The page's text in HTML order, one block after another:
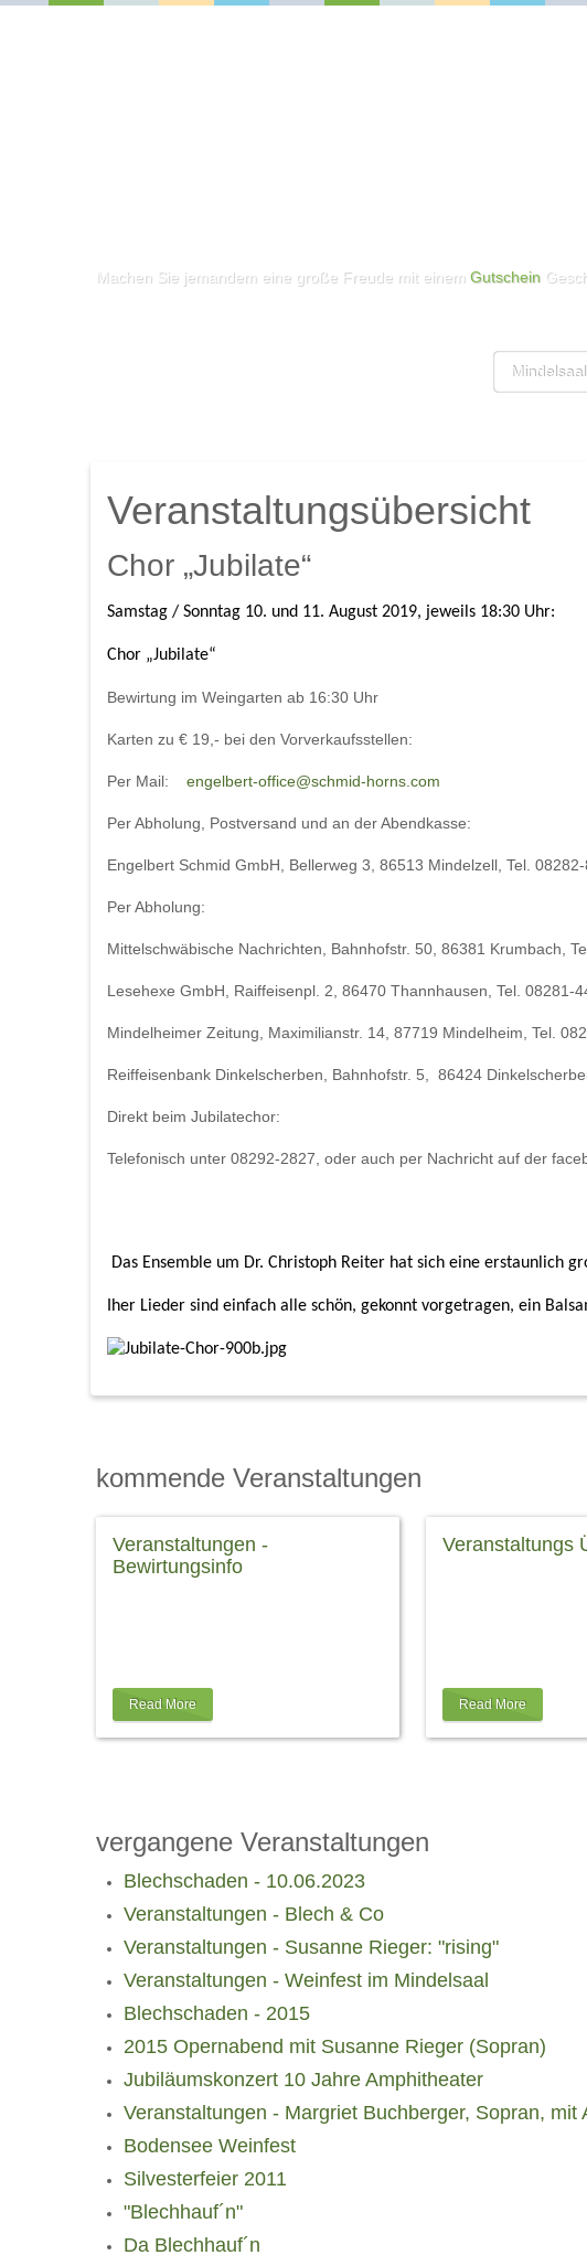
Machen Sie jemandem eine große Freude mit einem Gutschein
Mindelsaal
Veranstaltungsübersicht
Chor „Jubilate“
Samstag / Sonntag 10. und 11. August 2019, jeweils 18:30 Uhr:
Chor „Jubilate“
Bewirtung im Weingarten ab 16:30 Uhr
Karten zu € 19,- bei den Vorverkaufsstellen:
Per Mail: engelbert-office@schmid-horns.com
Per Abholung, Postversand und an der Abendkasse:
Engelbert Schmid GmbH, Bellerweg 3, 86513 Mindelzell, Tel.
Per Abholung:
Mittelschwäbische Nachrichten, Bahnhofstr. 50, 86381 Krumbach,
Lesehexe GmbH, Raiffeisenpl. 2, 86470 Thannhausen, Tel. 08281-
Mindelheimer Zeitung, Maximilianstr. 14, 87719 Mindelheim, Tel.
Reiffeisenbank Dinkelscherben, Bahnhofstr. 5, 86424
Direkt beim Jubilatechor:
Telefonisch unter 08292-2827, oder auch per Nachricht auf der
Das Ensemble um Dr. Christoph Reiter hat sich eine erstaunlich
Iher Lieder sind einfach alle schön, gekonnt vorgetragen, ein
kommende Veranstaltungen
Veranstaltungen -
Bewirtungsinfo
Read More
Veranstaltungs
Read More
vergangene Veranstaltungen
Blechschaden - 10.06.2023
Veranstaltungen - Blech & Co
Veranstaltungen - Susanne Rieger: "rising"
Veranstaltungen - Weinfest im Mindelsaal
Blechschaden - 2015
2015 Opernabend mit Susanne Rieger (Sopran)
Jubiläumskonzert 10 Jahre Amphitheater
Veranstaltungen - Margriet Buchberger, Sopran, mit
Bodensee Weinfest
Silvesterfeier 2011
"Blechhauf´n"
Da Blechhauf´n